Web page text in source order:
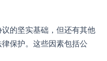
的坚实基础，但还有其他
保护。这些因素包括公